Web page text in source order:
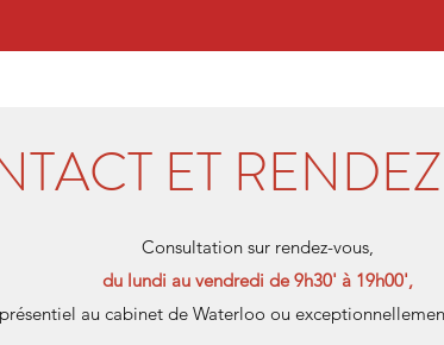
ET
Consultation sur rendez-vous,
du lundi au vendredi de 9h30' à 19h00',
au cabinet de Waterloo ou